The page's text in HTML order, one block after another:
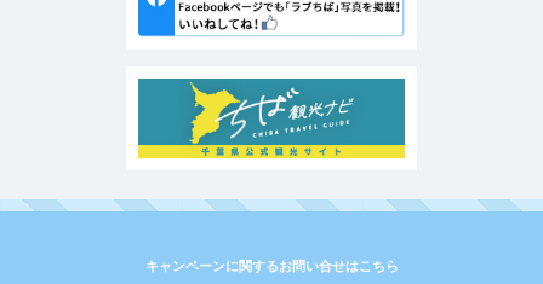
キャンペーンに関するお問い合せはこちら